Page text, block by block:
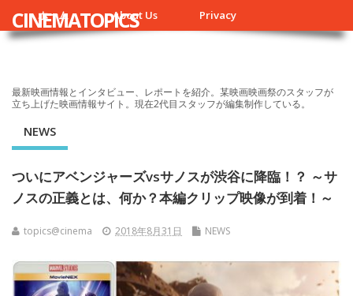
ホーム About Us Privacy
CINEMATOPICS
最新映画情報とインタビュー、レポートを紹介。某映画映画祭のスタッフが
立ち上げた映画情報サイト。現在2代目スタッフが編集制作している。
NEWS
ついにアベンジャーズvsサノスが渋谷に降臨！？ ～サ
ノスの正義とは、何か？本編クリップ映像が到着！～
topics@cinema 2018年8月31日 NEWS